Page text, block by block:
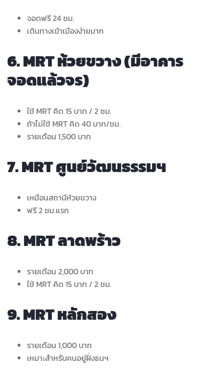
จอดฟรี 24 ชม.
เดินทางเข้าเมืองง่ายมาก
6. MRT ห้วยขวาง (มีอาคาร
จอดแล้วจร)
ใช้ MRT คิด 15 บาท / 2 ชม.
ถ้าไม่ใช้ MRT คิด 40 บาท/ชม.
รายเดือน 1,500 บาท
7. MRT ศูนย์วัฒนธรรมฯ
เหมือนสถานีห้วยขวาง
ฟรี 2 ชม.แรก
8. MRT ลาดพร้าว
รายเดือน 2,000 บาท
ใช้ MRT คิด 15 บาท / 2 ชม.
9. MRT หลักสอง
รายเดือน 1,000 บาท
เหมาะสำหรับคนอยู่ฝั่งธนฯ